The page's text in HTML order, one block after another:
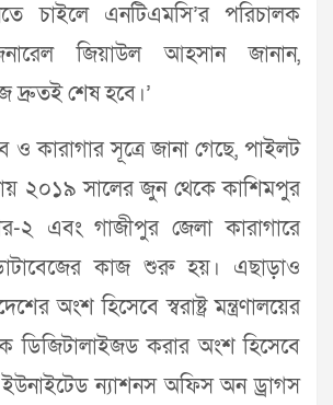
চাইলে এনটিএমসি’র পরিচালক
জিয়াউল আহসান জানান,
দ্রুতই শেষ হবে।’
ও কারাগার সূত্রে জানা গেছে, পাইলট
২০১৯ সালের জুন থেকে কাশিমপুর
২ এবং গাজীপুর জেলা কারাগারে
ডাটাবেজের কাজ শুরু হয়। এছাড়াও
অংশ হিসেবে স্বরাষ্ট্র মন্ত্রণালয়ের
ডিজিটালাইজড করার অংশ হিসেবে
ন্যাশনস অফিস অন ড্রাগস